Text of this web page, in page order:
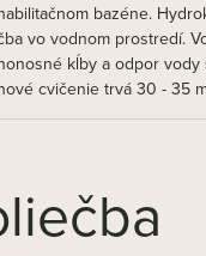
bazéne.
vo vodnom prostredí.
kĺby a odpor vody
cvičenie trvá 30 - 35